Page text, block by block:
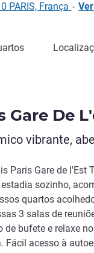
PARIS, França -
Gare De
vibrante,
Paris Gare de l'Est
sozinho,
quartos
3 salas de
de bufete e relaxe
Fácil acesso à